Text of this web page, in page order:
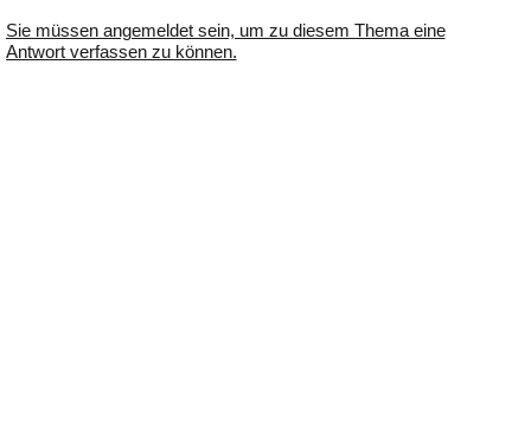
Sie müssen angemeldet sein, um zu diesem Thema eine
Antwort verfassen zu können.